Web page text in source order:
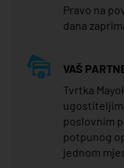
Pravo na
dana
VAŠ
Tvrtka
poslovnim
potpunog
jednom